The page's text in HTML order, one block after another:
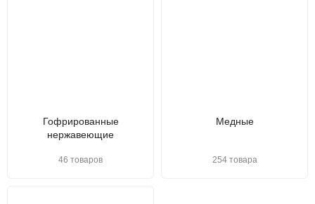
Гофрированные
нержавеющие
46 товаров
Медные
254 товара